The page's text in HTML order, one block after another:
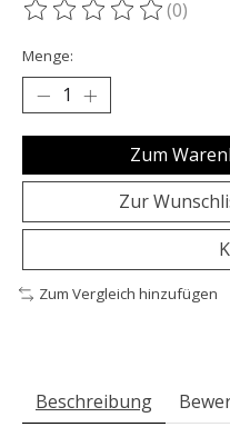
Die Bewertung dieses
(0)
Menge:
Zum
Zur
Zum Vergleich hinzufügen
Beschreibung